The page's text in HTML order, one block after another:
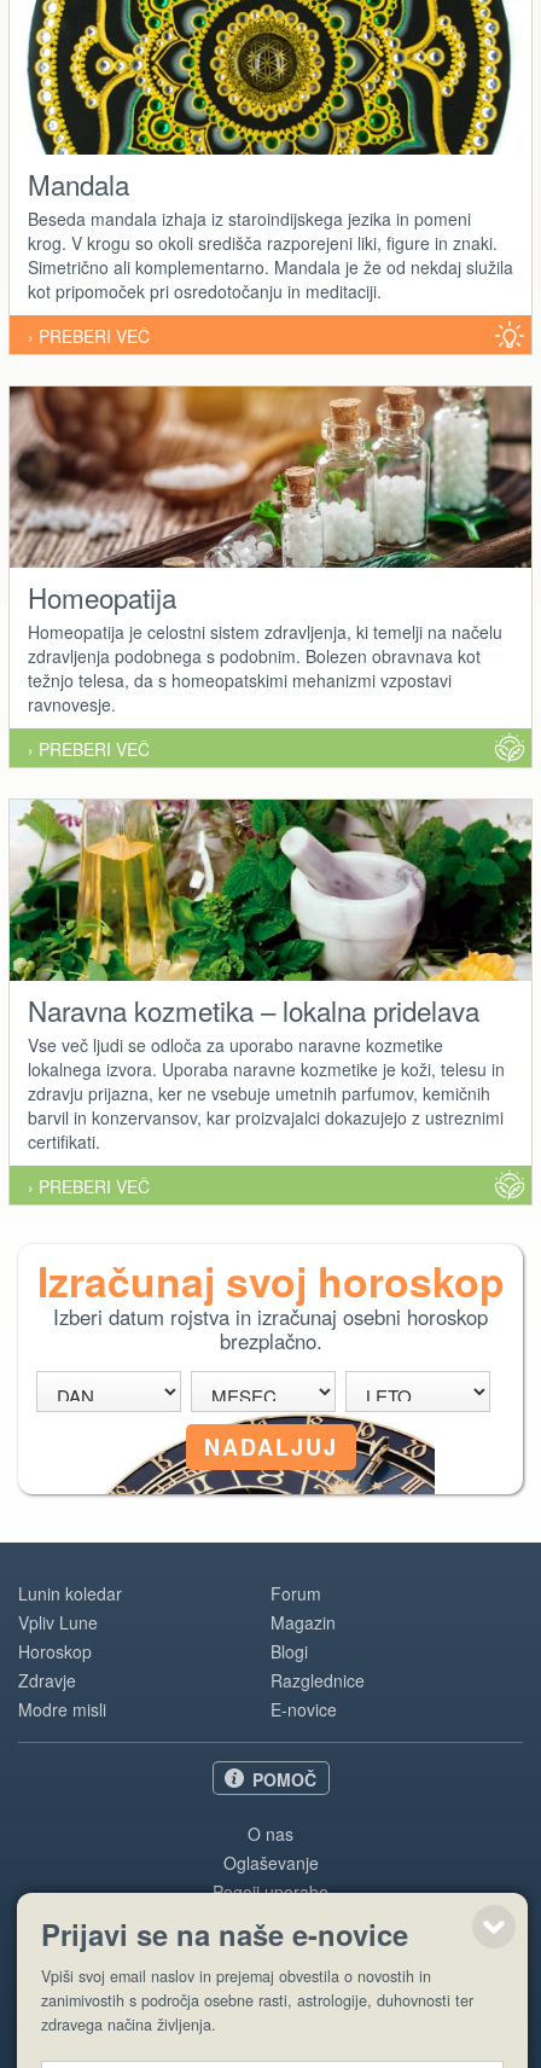
Mandala
Beseda mandala izhaja iz staroindijskega jezika in pomeni
krog. V krogu so okoli središča razporejeni liki, figure in znaki.
Simetrično ali komplementarno. Mandala je že od nekdaj služila
kot pripomoček pri osredotočanju in meditaciji.
› PREBERI VEČ
Homeopatija
Homeopatija je celostni sistem zdravljenja, ki temelji na načelu
zdravljenja podobnega s podobnim. Bolezen obravnava kot
težnjo telesa, da s homeopatskimi mehanizmi vzpostavi
ravnovesje.
› PREBERI VEČ
Naravna kozmetika – lokalna pridelava
Vse več ljudi se odloča za uporabo naravne kozmetike
lokalnega izvora. Uporaba naravne kozmetike je koži, telesu in
zdravju prijazna, ker ne vsebuje umetnih parfumov, kemičnih
barvil in konzervansov, kar proizvajalci dokazujejo z ustreznimi
certifikati.
› PREBERI VEČ
Izračunaj svoj horoskop
Izberi datum rojstva in izračunaj osebni horoskop
brezplačno.
Lunin koledar
Vpliv Lune
Horoskop
Zdravje
Modre misli
Forum
Magazin
Blogi
Razglednice
E-novice
POMOČ
O nas
Oglaševanje
Pogoji uporabe
Prijavi se na naše e-novice
Vpiši svoj email naslov in prejemaj obvestila o novostih in
zanimivostih s področja osebne rasti, astrologije, duhovnosti ter
zdravega načina življenja.